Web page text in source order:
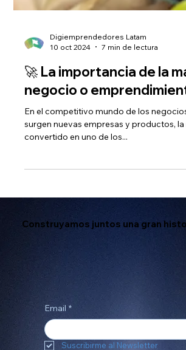
10 oct 2024
7 min de lectura
🚀 La importancia de la
negocio o
En el competitivo mundo de los
surgen nuevas empresas y productos, la
Email